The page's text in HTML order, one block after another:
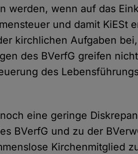
werden, wenn auf das
und damit KiESt
kirchlichen Aufgaben
des BVerfG greifen
des
eine geringe
BVerfG und zu der
Kirchenmitglied